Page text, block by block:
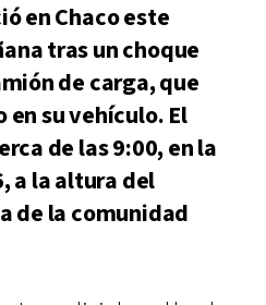
en Chaco este
tras un choque
de carga, que
su vehículo. El
de las 9:00, en la
a la altura del
de la comunidad